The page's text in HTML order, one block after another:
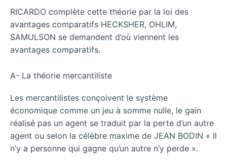
RICARDO complète cette théorie par la loi des
avantages comparatifs HECKSHER, OHLIM,
SAMULSON se demandent d’où viennent les
avantages comparatifs.
A- La théorie mercantiliste
Les mercantilistes conçoivent le système
économique comme un jeu à somme nulle, le gain
réalisé pas un agent se traduit par la perte d’un autre
agent ou selon la célèbre maxime de JEAN BODIN « Il
n’y a personne qui gagne qu’un autre n’y perde ».